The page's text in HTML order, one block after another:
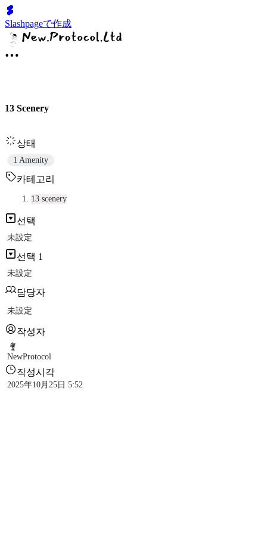
Slashpageで作成
13 Scenery
상태
1 Amenity
카테고리
13 scenery
선택
未設定
선택 1
未設定
담당자
未設定
작성자
NewProtocol
작성시각
2025年10月25日 5:52